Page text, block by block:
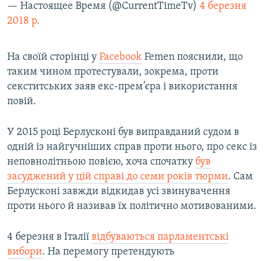
— Настоящее Время (@CurrentTimeTv) 4 березня
2018 р.
На своїй сторінці у Facebook Femen пояснили, що
таким чином протестували, зокрема, проти
секститських заяв екс-прем’єра і використання
повій.
У 2015 році Берлусконі був виправданий судом в
одній із найгучніших справ проти нього, про секс із
неповнолітньою повією, хоча спочатку був
засуджений у цій справі до семи років тюрми. Сам
Берлусконі завжди відкидав усі звинувачення
проти нього й називав їх політично мотивованими.
4 березня в Італії відбуваються парламентські
вибори. На перемогу претендують